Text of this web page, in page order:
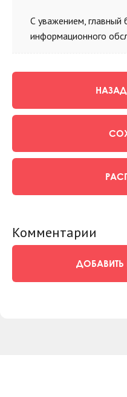
С уважением, главный
информационного
Комментарии